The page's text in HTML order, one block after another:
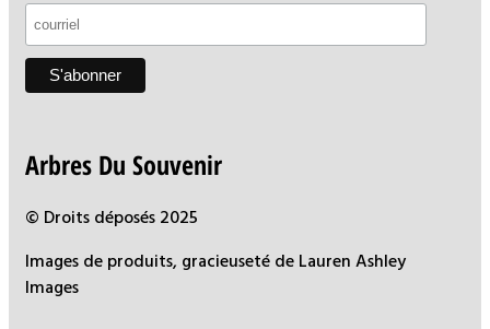
Arbres Du Souvenir
© Droits déposés 2025
Images de produits, gracieuseté de Lauren Ashley
Images